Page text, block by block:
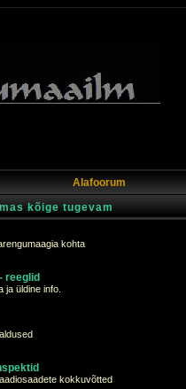
Alafoorum
kõige tugevam
kohta
reeglid
ja üldine info.
kokkuvõtted